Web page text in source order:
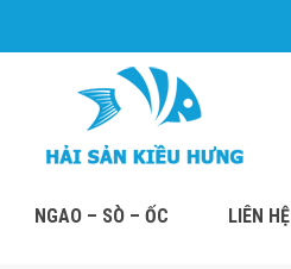
NGAO – SÒ – ỐC LIÊN HỆ